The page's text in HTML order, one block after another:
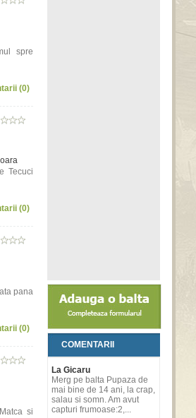
spre
(0)
Tecuci
(0)
pana
(0)
si
COMENTARII
La Gicaru
Merg pe balta Pupaza de
mai bine de 14 ani, la crap,
salau si somn. Am avut
capturi frumoase:2,...